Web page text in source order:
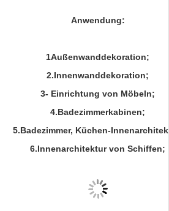
Anwendung:
1Außenwanddekoration;
2.Innenwanddekoration;
3- Einrichtung von Möbeln;
4.Badezimmerkabinen;
5.Badezimmer, Küchen-
6.Innenarchitektur von Schiffen;